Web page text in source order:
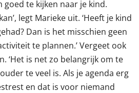
goed te kijken naar je kind.
legt Marieke uit. ‘Heeft je kind
Dan is het misschien geen
te plannen.’ Vergeet ook
‘Het is net zo belangrijk om te
te veel is. Als je agenda erg
en dat is voor niemand